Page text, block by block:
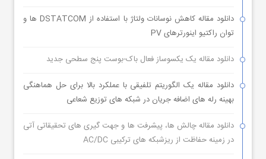
دانلود مقاله کاهش نوسانات ولتاژ با استفاده از DSTATCOM ها و
توان راکتیو اینورترهای PV
دانلود مقاله یک یکسوساز فعال باک-بوست پنج سطحی جدید
دانلود مقاله یک الگوریتم تلفیقی با عملکرد بالا برای حل هماهنگی
بهینه رله های اضافه جریان در شبکه های توزیع شعاعی
دانلود مقاله چالش ها، پیشرفت ها و جهت گیری های تحقیقاتی آتی
در زمینه حفاظت از ریزشبکه های ترکیبی AC/DC